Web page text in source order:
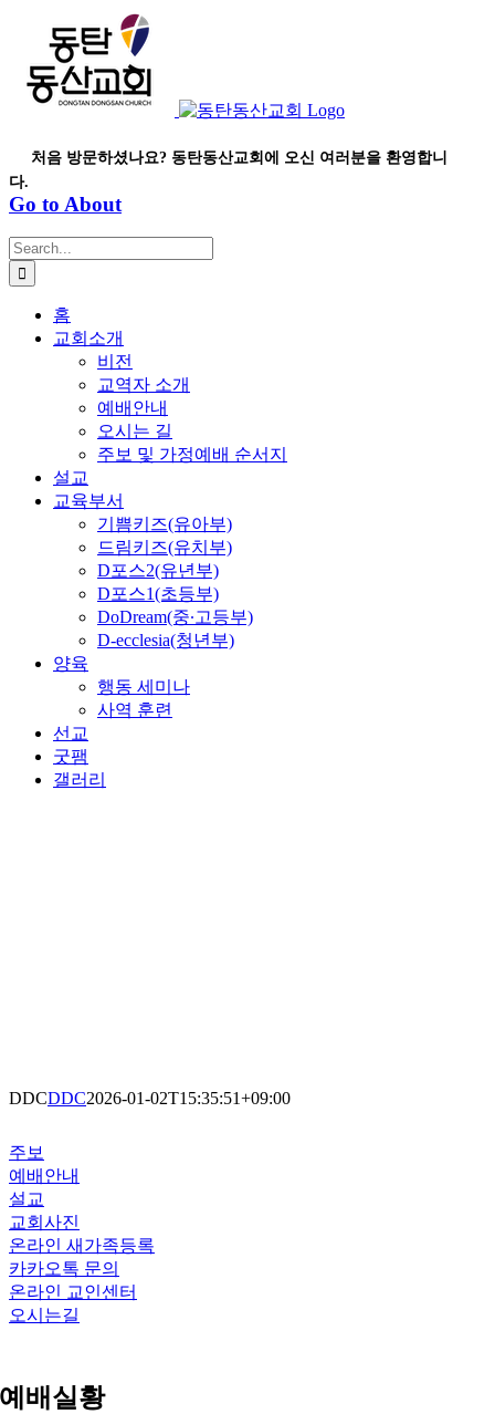
content
처음 방문하셨나요? 동탄동산교회에 오신 여러분을 환영합니
다.
Go to About
Search
for:
홈
교회소개
비전
교역자 소개
예배안내
오시는 길
주보 및 가정예배 순서지
설교
교육부서
기쁨키즈(유아부)
드림키즈(유치부)
D포스2(유년부)
D포스1(초등부)
DoDream(중∙고등부)
D-ecclesia(청년부)
양육
행동 세미나
사역 훈련
선교
굿팸
갤러리
DDCDDC2026-01-02T15:35:51+09:00
주보
예배안내
설교
교회사진
온라인 새가족등록
카카오톡 문의
온라인 교인센터
오시는길
예배실황